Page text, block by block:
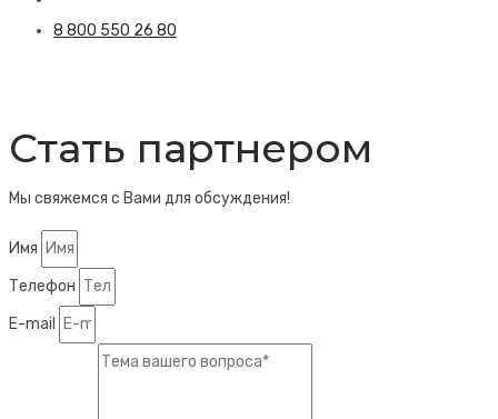
8 800 550 26 80
Стать партнером
Мы свяжемся с Вами для обсуждения!
Имя
Телефон
E-mail